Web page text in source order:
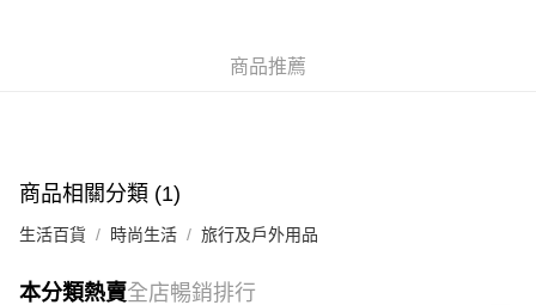
每筆HK$50.00，滿HK$200.00或以上免運費
UNY 門市自取
商品推薦
商品相關分類 (1)
生活百貨 時尚生活 旅行及戶外用品
本分類熱賣全店暢銷排行